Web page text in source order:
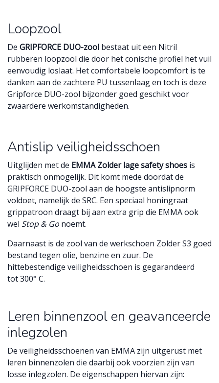
Loopzool
De GRIPFORCE DUO-zool bestaat uit een Nitril
rubberen loopzool die door het conische profiel het vuil
eenvoudig loslaat. Het comfortabele loopcomfort is te
danken aan de zachtere PU tussenlaag en toch is deze
Gripforce DUO-zool bijzonder goed geschikt voor
zwaardere werkomstandigheden.
Antislip veiligheidsschoen
Uitglijden met de EMMA Zolder lage safety shoes is
praktisch onmogelijk. Dit komt mede doordat de
GRIPFORCE DUO-zool aan de hoogste antislipnorm
voldoet, namelijk de SRC. Een speciaal honingraat
grippatroon draagt bij aan extra grip die EMMA ook
wel Stop & Go noemt.
Daarnaast is de zool van de werkschoen Zolder S3 goed
bestand tegen olie, benzine en zuur. De
hittebestendige veiligheidsschoen is gegarandeerd
tot 300° C.
Leren binnenzool en geavanceerde
inlegzolen
De veiligheidsschoenen van EMMA zijn uitgerust met
leren binnenzolen die daarbij ook voorzien zijn van
losse inlegzolen. De eigenschappen hiervan zijn: